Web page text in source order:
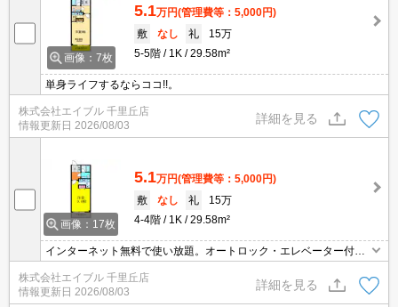
画像：7枚
5.1万円(管理費等：5,000円)
敷
なし 礼
15万
5-5階
1K 29.58m²
単身ライフするならココ!!。
株式会社エイブル 千里丘店
情報更新日 2026/08/03
詳細を見る
画像：17枚
5.1万円(管理費等：5,000円)
敷
なし 礼
15万
4-4階
1K 29.58m²
インターネット無料で使い放題。オートロック・エレベーター付RC
マンション!。
株式会社エイブル 千里丘店
情報更新日 2026/08/03
詳細を見る